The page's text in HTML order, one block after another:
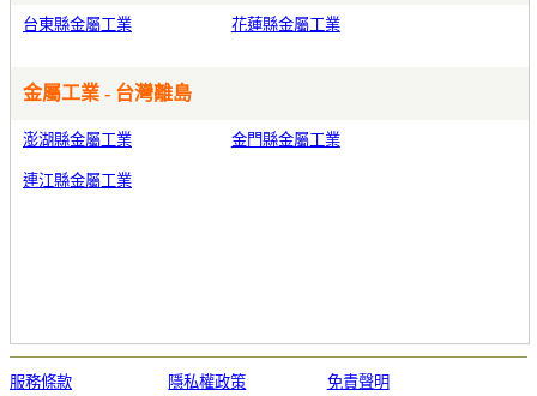
台東縣金屬工業 花蓮縣金屬工業
金屬工業 - 台灣離島
澎湖縣金屬工業 金門縣金屬工業
連江縣金屬工業
服務條款 隱私權政策 免責聲明